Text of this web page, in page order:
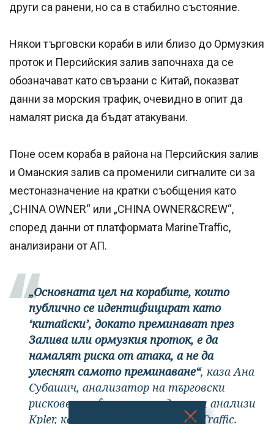
други са ранени, но са в стабилно състояние.
Някои търговски кораби в или близо до Ормузкия
проток и Персийския залив започнаха да се
обозначават като свързани с Китай, показват
данни за морския трафик, очевидно в опит да
намалят риска да бъдат атакувани.
Поне осем кораба в района на Персийския залив
и Оманския залив са променили сигналите си за
местоназначение на кратки съобщения като
„CHINA OWNER“ или „CHINA OWNER&CREW“,
според данни от платформата MarineTraffic,
анализирани от АП.
„Основната цел на корабите, които
публично се идентифицират като
‘китайски’, докато преминават през
Залива или ормузкия проток, е да
намалят риска от атака, а не да
улеснят самото преминаване“, каза Ана
Субашич, анализатор на търговски
рискове във фирмата за данни и анализи
Kpler, която притежава MarineTraffic.